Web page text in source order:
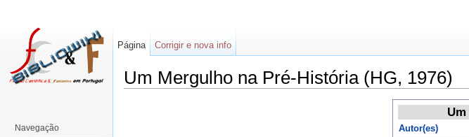
Um Mergulho na Pré-História (HG, 1976)
Autor(es)
Página Corrigir e nova info
Navegação